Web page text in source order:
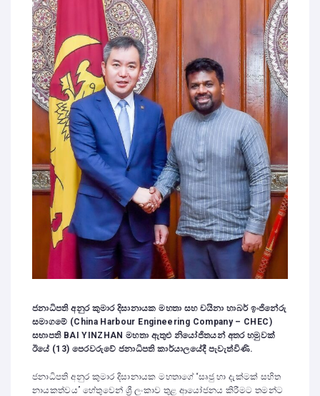
ජනාධිපති අනුර කුමාර දිසානායක මහතා සහ චයිනා හාබර් ඉංජිනේරු
සමාගමේ (China Harbour Engineering Company – CHEC)
සභාපති BAI YINZHAN මහතා ඇතුළු නියෝජිතයන් අතර හමුවක්
ඊයේ (13) පෙරවරුවේ ජනාධිපති කාර්යාලයේදී පැවැත්විණි.
ජනාධිපති අනුර කුමාර දිසානායක මහතාගේ “සෘජු හා දැක්මක් සහිත
නායකත්වය” හේතුවෙන් ශ්‍රී ලංකාව තුළ ආයෝජනය කිරීමට තමන්ට